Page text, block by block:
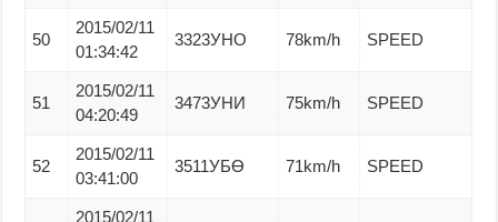
50
2015/02/11
01:34:42
3323УНО 78km/h SPEED
51
2015/02/11
04:20:49
3473УНИ 75km/h SPEED
52
2015/02/11
03:41:00
3511УБӨ 71km/h SPEED
2015/02/11